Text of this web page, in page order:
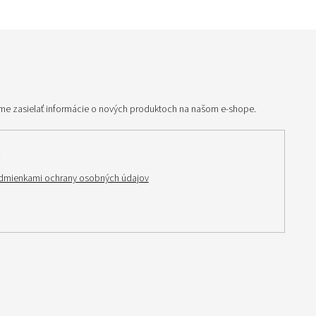
zasielať informácie o nových produktoch na našom e-shope.
ochrany osobných údajov